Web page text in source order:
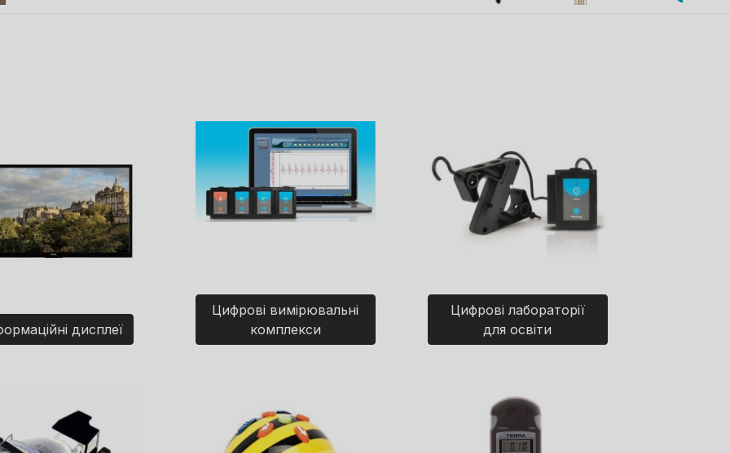
дисплеї
Цифрові вимірювальні
комплекси
Цифрові лабораторії
для освіти